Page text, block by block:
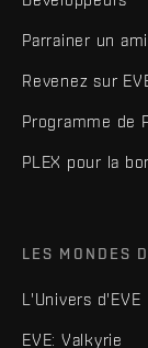
Parrainer un ami
Revenez sur
Programme de
PLEX pour la
LES MONDES
L'Univers d'EVE
EVE: Valkyrie